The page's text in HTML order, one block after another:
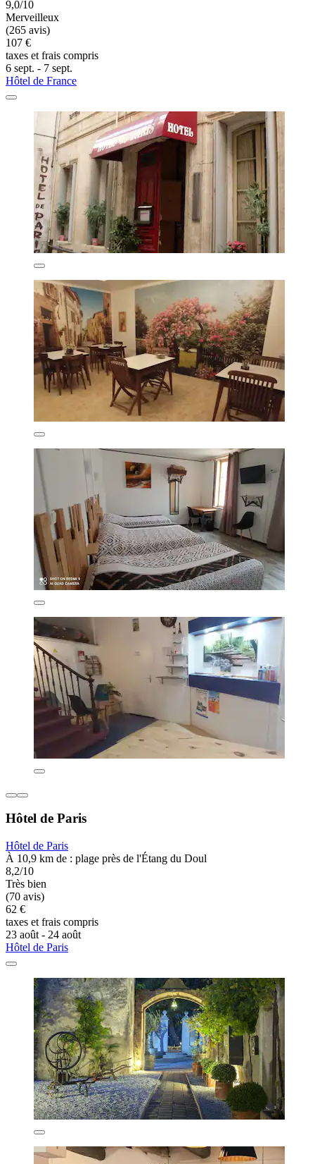
9,0/10
Merveilleux
(265 avis)
107 €
taxes et frais compris
6 sept. - 7 sept.
Hôtel de France
Hôtel de Paris
Hôtel de Paris
À 10,9 km de : plage près de l'Étang du Doul
8,2/10
Très bien
(70 avis)
62 €
taxes et frais compris
23 août - 24 août
Hôtel de Paris